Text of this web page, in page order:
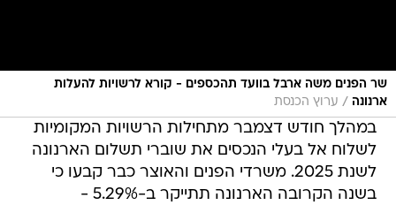
שר הפנים משה ארבל בוועד תהכספים - קורא לרשויות להעלות
ארנונה / ערוץ הכנסת
במהלך חודש דצמבר מתחילות הרשויות המקומיות
לשלוח אל בעלי הנכסים את שוברי תשלום הארנונה
לשנת 2025. משרדי הפנים והאוצר כבר קבעו כי
בשנה הקרובה הארנונה תתייקר ב-5.29% -